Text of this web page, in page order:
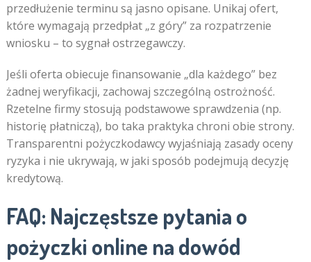
przedłużenie terminu są jasno opisane. Unikaj ofert,
które wymagają przedpłat „z góry” za rozpatrzenie
wniosku – to sygnał ostrzegawczy.
Jeśli oferta obiecuje finansowanie „dla każdego” bez
żadnej weryfikacji, zachowaj szczególną ostrożność.
Rzetelne firmy stosują podstawowe sprawdzenia (np.
historię płatniczą), bo taka praktyka chroni obie strony.
Transparentni pożyczkodawcy wyjaśniają zasady oceny
ryzyka i nie ukrywają, w jaki sposób podejmują decyzję
kredytową.
FAQ: Najczęstsze pytania o
pożyczki online na dowód